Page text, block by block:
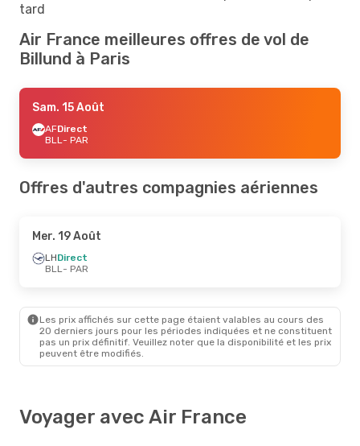
tard
Air France meilleures offres de vol de
Billund à Paris
Sam. 15 Août
AFDirect
BLL- PAR
Offres d'autres compagnies aériennes
Mer. 19 Août
LHDirect
BLL- PAR
Les prix affichés sur cette page étaient valables au cours des
20 derniers jours pour les périodes indiquées et ne constituent
pas un prix définitif. Veuillez noter que la disponibilité et les prix
peuvent être modifiés.
Voyager avec Air France